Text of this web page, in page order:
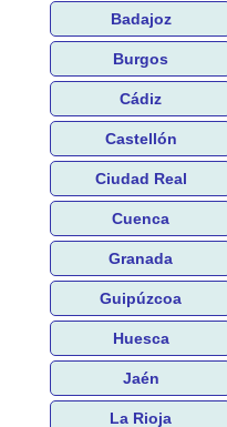
Badajoz
Burgos
Cádiz
Castellón
Ciudad Real
Cuenca
Granada
Guipúzcoa
Huesca
Jaén
La Rioja